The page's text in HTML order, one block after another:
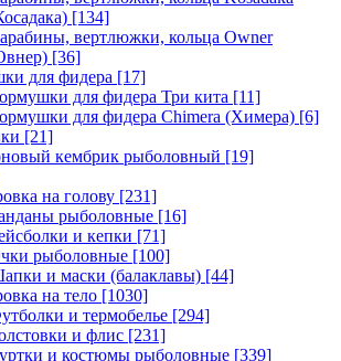
[134]
вертлюжки, кольца Owner
[36]
для фидера [17]
для фидера Три кита [11]
для фидера Chimera (Химера) [6]
[21]
кембрик рыболовный [19]
на голову [231]
рыболовные [16]
и кепки [71]
рыболовные [100]
и маски (балаклавы) [44]
на тело [1030]
и термобелье [294]
и флис [231]
и костюмы рыболовные [339]